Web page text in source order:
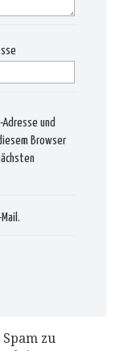
Adresse und
Browser
zu